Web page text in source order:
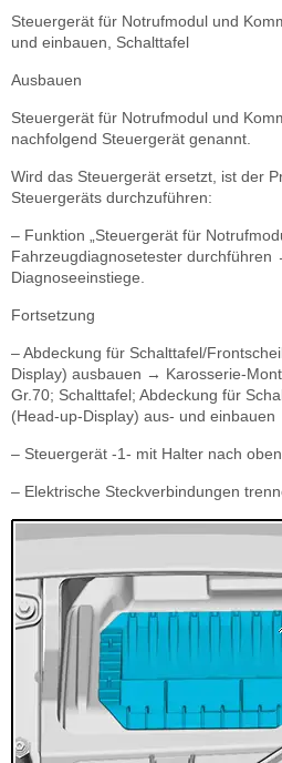
Steuergerät für Notrufmodul und
und einbauen, Schalttafel
Ausbauen
Steuergerät für Notrufmodul und
nachfolgend Steuergerät genannt.
Wird das Steuergerät ersetzt, ist der
Steuergeräts durchzuführen:
– Funktion „Steuergerät für
Fahrzeugdiagnosetester durchführen
Diagnoseeinstiege.
Fortsetzung
– Abdeckung für Schalttafel/
Display) ausbauen → Karosserie-
Gr.70; Schalttafel; Abdeckung für
(Head-up-Display) aus- und einbauen
– Steuergerät -1- mit Halter nach
– Elektrische Steckverbindungen